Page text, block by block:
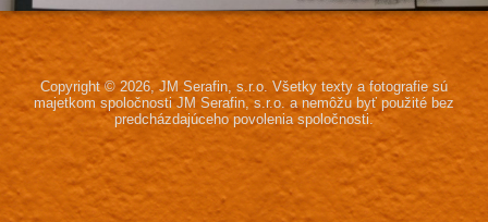
Copyright © 2026, JM Serafin, s.r.o. Všetky texty a fotografie sú
majetkom spoločnosti JM Serafin, s.r.o. a nemôžu byť použité bez
predcházdajúceho povolenia spoločnosti.